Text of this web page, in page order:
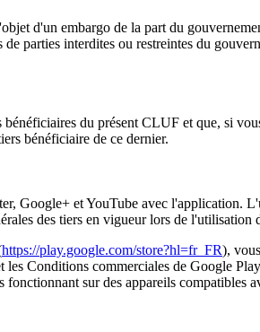
d'un embargo de la part du
parties interdites ou restreintes du
du présent CLUF et que, si
bénéficiaire de ce dernier.
Google+ et YouTube avec l'application.
des tiers en vigueur lors de l'utilisation
https://play.google.com/store?hl=fr_FR),
les Conditions commerciales de Google
sur des appareils compatibles